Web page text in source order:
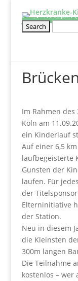
Informieren
Über uns
Film: Projekte
Aufgaben &
Entstehung
Satzung
Vorstand
Kontakt
Schirmherr/frau
2025
2024
2023
2022
2021
2020
Projekte
Kölner
Kunsttherapie
Besuchsdienst
Elternwohnung
Netzwerke und
Wissenswertes
BHVK
Herzfenster &
Newsletter
Mitmachen
Veranstaltung
Geschwisterseminar für gesunde
2026-Seminar für Eltern: Wir gehe ich mit meinen Ängsten um?
Wellenreiten- und Surf Kurs für herzkranke Teenies von 12 –
Klettertraining für herzkranke Kinder und
Rückblick
Mitglied werden
Stammtisch für
Kontakt
Spenden
Jetzt Spenden
Spendeneinsatz
Aktuelle
Vielen Dank
Im Rahmen des
Köln am
ein Kinderlauf
Auf einer 6,5
laufbegeisterte
Gunsten der
laufen. Für
der
Elterninitiative
der Station.
Neu in diesem
die Kleinsten
300m langen
Die Teilnahme
kostenlos – wer